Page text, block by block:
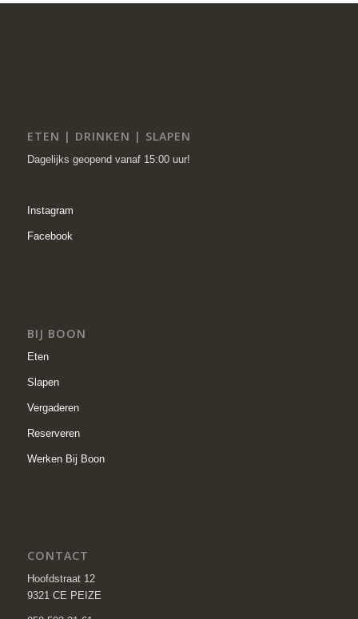
ETEN | DRINKEN | SLAPEN
Dagelijks geopend vanaf 15:00 uur!
Instagram
Facebook
BIJ BOON
Eten
Slapen
Vergaderen
Reserveren
Werken Bij Boon
CONTACT
Hoofdstraat 12
9321 CE PEIZE